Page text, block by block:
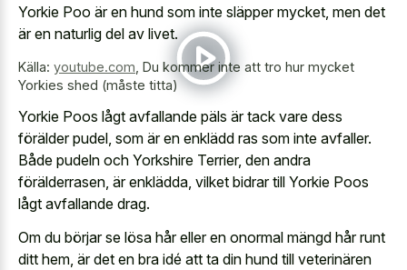
Yorkie Poo är en hund som inte släpper mycket, men det
är en naturlig del av livet.
Källa: youtube.com Du kommer inte att tro hur mycket
Yorkies shed (måste titta)
Yorkie Poos lågt avfallande päls är tack vare dess
förälder pudel, som är en enklädd ras som inte avfaller.
Både pudeln och Yorkshire Terrier, den andra
förälderrasen, är enklädda, vilket bidrar till Yorkie Poos
lågt avfallande drag.
Om du börjar se lösa hår eller en onormal mängd hår runt
ditt hem, är det en bra idé att ta din hund till veterinären